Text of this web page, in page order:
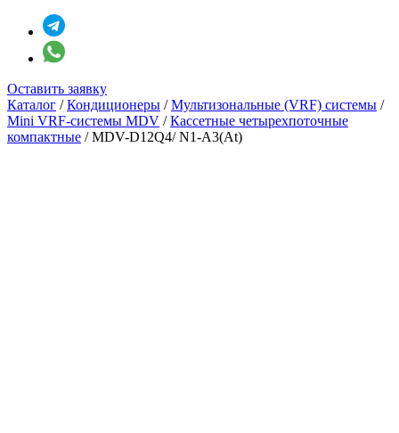
Оставить заявку
Каталог /Кондиционеры /Мультизональные (VRF) системы /
Mini VRF-системы MDV /Кассетные четырехпоточные
компактные /MDV-D12Q4/ N1-A3(At)